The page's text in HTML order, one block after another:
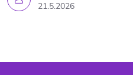
21.5.2026